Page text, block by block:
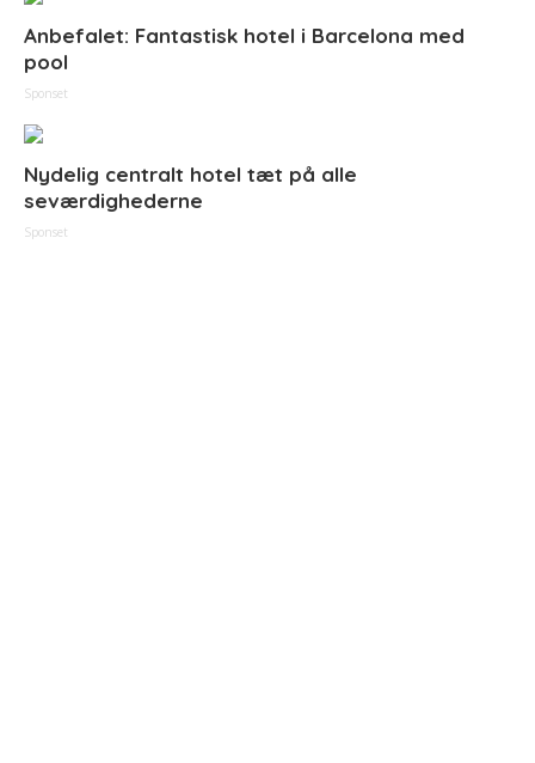
Anbefalet: Fantastisk hotel i Barcelona med
pool
Sponset
Nydelig centralt hotel tæt på alle
seværdighederne
Sponset